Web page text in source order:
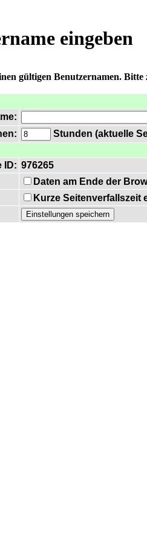
eingeben
gültigen Benutzernamen. Bitte
Stunden (aktuelle
ID: 976265
Daten am Ende der
Kurze Seitenverfallszeit